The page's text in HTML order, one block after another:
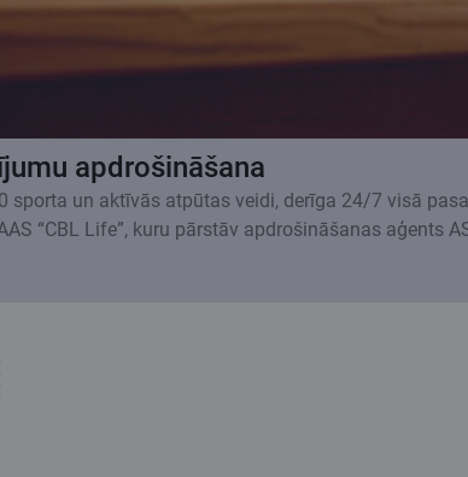
apdrošināšana
sporta un aktīvās atpūtas veidi, derīga 24/7 visā
“CBL Life”, kuru pārstāv apdrošināšanas aģents